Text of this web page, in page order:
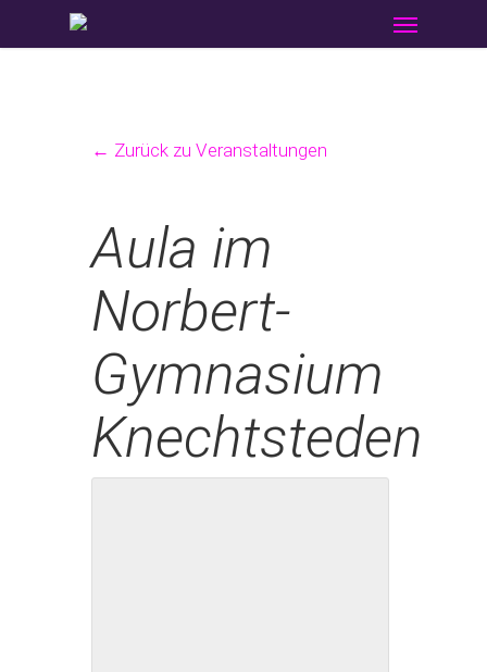
to
← Zurück zu Veranstaltungen
Aula im
Norbert-
Gymnasium
Knechtsteden